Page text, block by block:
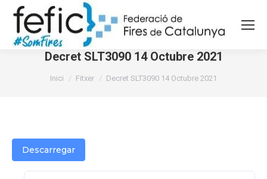
Decret SLT3090 14 Octubre 2021
You are here:
Inici Fitxer Decret SLT3090 14 Octubre 2021
Descarregar